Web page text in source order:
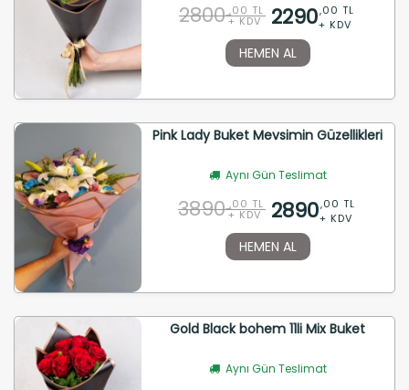
2800 ,00 TL
+ KDV 2290,00 TL
+ KDV
HEMEN AL
Pink Lady Buket Mevsimin Güzellikleri
Aynı Gün Teslimat
3890 ,00 TL
+ KDV 2890,00 TL
+ KDV
HEMEN AL
Gold Black bohem 11li Mix Buket
Aynı Gün Teslimat